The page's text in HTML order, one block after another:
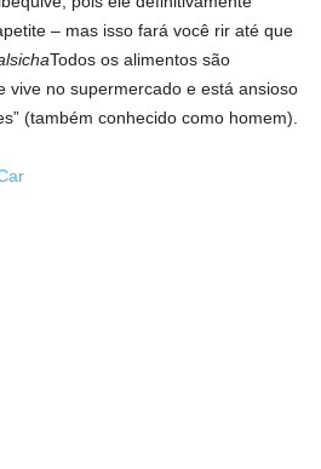
– mas isso fará você rir até que
Todos os alimentos são
vive no supermercado e está ansioso
(também conhecido como homem).